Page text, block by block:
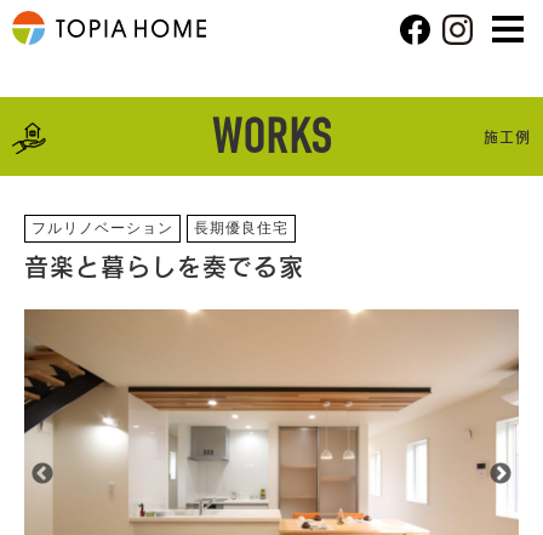
WORKS 施工例
フルリノベーション 長期優良住宅
音楽と暮らしを奏でる家